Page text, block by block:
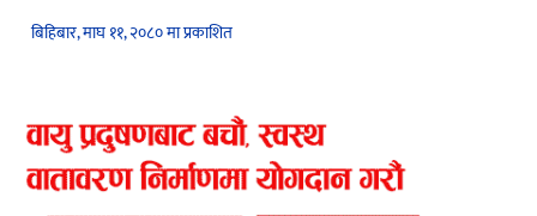
बिहिबार, माघ ११, २०८० मा प्रकाशित